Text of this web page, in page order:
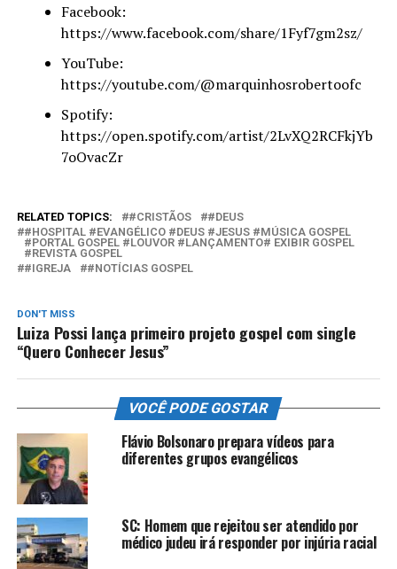
Facebook:
https://www.facebook.com/share/1Fyf7gm2sz/
YouTube:
https://youtube.com/@marquinhosrobertoofc
Spotify:
https://open.spotify.com/artist/2LvXQ2RCFkjYb
7oOvacZr
RELATED TOPICS: #CRISTÃOS
#DEUS
#HOSPITAL #EVANGÉLICO #DEUS #JESUS #MÚSICA GOSPEL
#PORTAL GOSPEL #LOUVOR #LANÇAMENTO# EXIBIR GOSPEL
#REVISTA GOSPEL
#IGREJA
#NOTÍCIAS GOSPEL
DON'T MISS
Luiza Possi lança primeiro projeto gospel com single
“Quero Conhecer Jesus”
VOCÊ PODE GOSTAR
Flávio Bolsonaro prepara vídeos para
diferentes grupos evangélicos
SC: Homem que rejeitou ser atendido por
médico judeu irá responder por injúria racial